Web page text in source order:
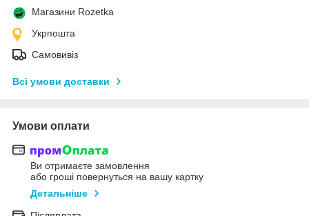
Магазини Rozetka
Укрпошта
Самовивіз
Всі умови доставки
Умови оплати
Ви отримаєте замовлення
або гроші повернуться на вашу картку
Детальніше